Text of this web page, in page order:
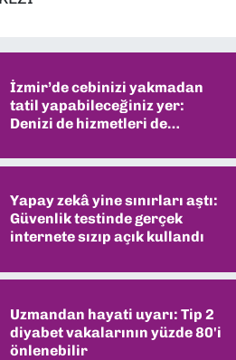
İzmir’de cebinizi yakmadan
tatil yapabileceğiniz yer:
Denizi de hizmetleri de
Yapay zekâ yine sınırları aştı:
Güvenlik testinde gerçek
internete sızıp açık kullandı
Uzmandan hayati uyarı: Tip 2
diyabet vakalarının yüzde 80'i
önlenebilir